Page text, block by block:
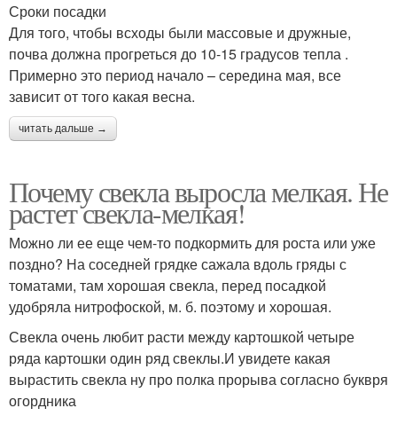
Сроки посадки
Для того, чтобы всходы были массовые и дружные,
почва должна прогреться до 10-15 градусов тепла .
Примерно это период начало – середина мая, все
зависит от того какая весна.
читать дальше →
Почему свекла выросла мелкая. Не
растет свекла-мелкая!
Можно ли ее еще чем-то подкормить для роста или уже
поздно? На соседней грядке сажала вдоль гряды с
томатами, там хорошая свекла, перед посадкой
удобряла нитрофоской, м. б. поэтому и хорошая.
Свекла очень любит расти между картошкой четыре
ряда картошки один ряд свеклы.И увидете какая
вырастить свекла ну про полка прорыва согласно буквря
огордника